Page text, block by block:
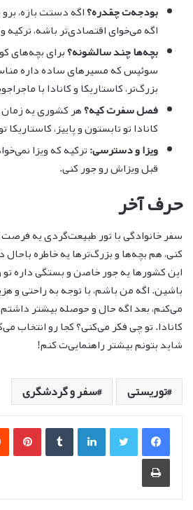
بودجه‌ت چقدره؟اگه دستت بازه،
اگه می‌خوای اقتصادی‌تر باشه، ترکیه
بچه‌ها چند سالشونه؟برای بچه‌های
سوئیس که مسیرهای ساده داره
بزرگ‌تر، کاستاریکا و کانادا با
فصل سفرت کیه؟هر کشوری یه زمان
کانادا تو تابستون و پاییز،
ویزا و دسترسی:ترکیه که ویزا
قبل ویزاش رو جور کنی.
حرف آخر
سفر خانوادگی با تور طبیعت‌گردی یه
کنی، هم بچه‌ها و بزرگ‌ترها یه خاطره
این کشورها یه جور خاصن و بستگی داره
باشین. اگه من باشم، با توجه به راحتی و
می‌کنم، بعد اگه حال و حوصله بیشتر
کانادا. تو چی فکر می‌کنی؟ کجا رو انتخاب
شاید بتونم بیشتر راهنمایی‌ت کنم!
توریستی سفر و گردشگری
لینکدین‫تامبلر
چاپ